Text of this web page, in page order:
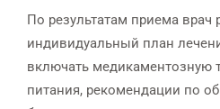
По результатам приема врач
индивидуальный план
включать медикаментозную
питания, рекомендации по